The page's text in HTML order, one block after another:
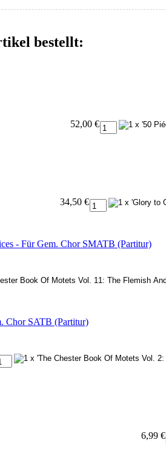
bestellt:
52,00 €
34,50 €
- Für Gem. Chor SMATB (Partitur)
Chor SATB (Partitur)
6,99 €